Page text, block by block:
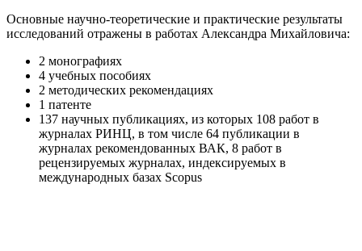
Основные научно-теоретические и практические результаты
исследований отражены в работах Александра Михайловича:
2 монографиях
4 учебных пособиях
2 методических рекомендациях
1 патенте
137 научных публикациях, из которых 108 работ в
журналах РИНЦ, в том числе 64 публикации в
журналах рекомендованных ВАК, 8 работ в
рецензируемых журналах, индексируемых в
международных базах Scopus